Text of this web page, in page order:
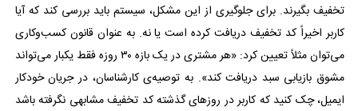
تخفیف بگیرند. برای جلوگیری از این مشکل، سیستم باید بررسی کند که آیا
کاربر اخیراً کد تخفیف دریافت کرده است یا نه. به عنوان قانون کسب‌وکاری
می‌توان مثلاً تعیین کرد: «هر مشتری در یک بازه ۳۰ روزه فقط یکبار می‌تواند
مشوق بازیابی سبد دریافت کند». به توصیه‌ی کارشناسان، در جریان خودکار
ایمیل، چک کنید که کاربر در روزهای گذشته کد تخفیف مشابهی نگرفته باشد